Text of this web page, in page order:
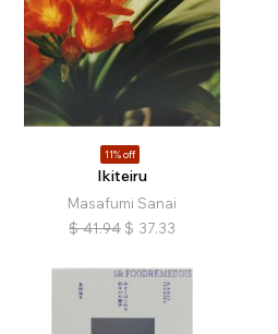
11% off
Ikiteiru
Masafumi Sanai
$ 41.94 $ 37.33